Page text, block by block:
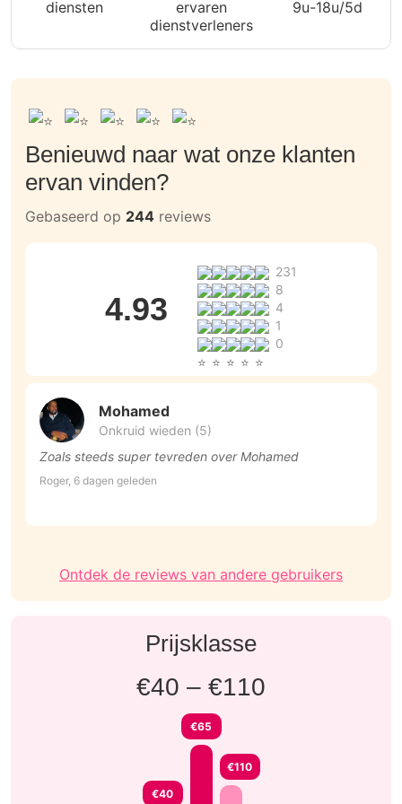
diensten
ervaren
dienstverleners
9u-18u/5d
Benieuwd naar wat onze klanten
ervan vinden?
Gebaseerd op 244 reviews
4.93
231
8
4
1
0
Mohamed
Onkruid wieden (5)
Zoals steeds super tevreden over Mohamed
Roger, 6 dagen geleden
Ontdek de reviews van andere gebruikers
Prijsklasse
€40 – €110
€40
€65
€110